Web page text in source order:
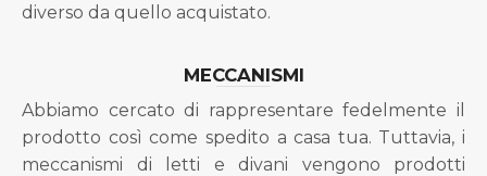
diverso da quello acquistato.
MECCANISMI
Abbiamo cercato di rappresentare fedelmente il
prodotto così come spedito a casa tua. Tuttavia, i
meccanismi di letti e divani vengono prodotti